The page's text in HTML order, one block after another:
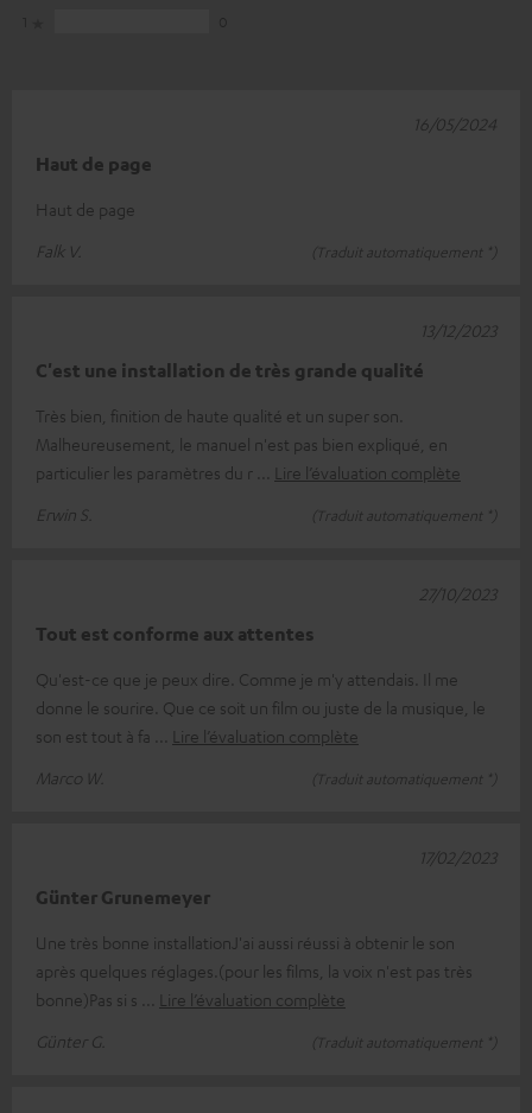
Haut de page
Haut de page
Falk V.
(Traduit automatiquement *)
16/05/2024
C'est une installation de très grande qualité
Très bien, finition de haute qualité et un super son.
Malheureusement, le manuel n'est pas bien expliqué, en
particulier les paramètres du r
Lire l’évaluation complète
Erwin S.
(Traduit automatiquement *)
13/12/2023
Tout est conforme aux attentes
Qu'est-ce que je peux dire. Comme je m'y attendais. Il me
donne le sourire. Que ce soit un film ou juste de la musique, le
son est tout à fa
Lire l’évaluation complète
Marco W.
(Traduit automatiquement *)
27/10/2023
Günter Grunemeyer
Une très bonne installationJ'ai aussi réussi à obtenir le son
après quelques réglages.(pour les films, la voix n'est pas très
bonne)Pas si s
Lire l’évaluation complète
Günter G.
(Traduit automatiquement *)
17/02/2023